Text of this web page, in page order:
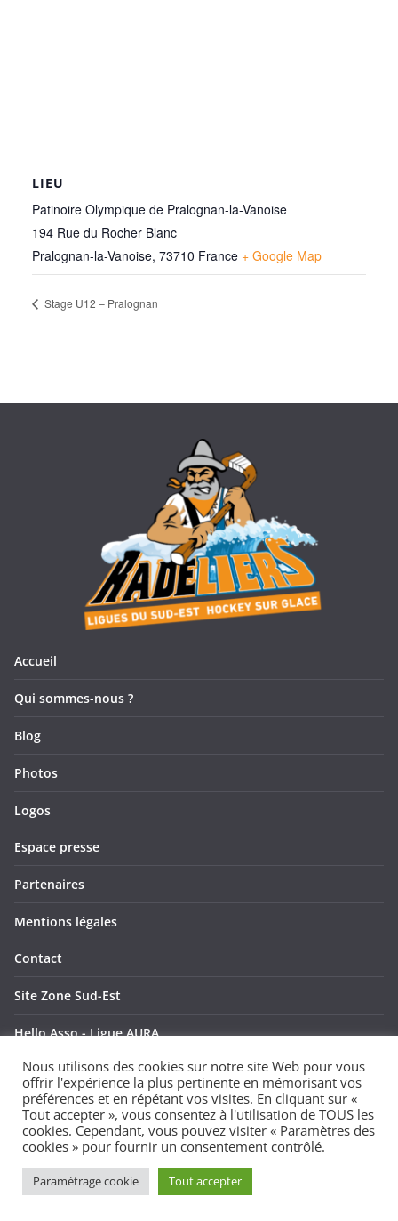
LIEU
Patinoire Olympique de Pralognan-la-Vanoise
194 Rue du Rocher Blanc
Pralognan-la-Vanoise, 73710 France + Google Map
Stage U12 – Pralognan
Accueil
Qui sommes-nous ?
Blog
Photos
Logos
Espace presse
Partenaires
Mentions légales
Contact
Site Zone Sud-Est
Hello Asso - Ligue AURA
Hello Asso - Ligue SUD
Copyright © 2026. Tous droits réservés.
ThemeColorMagpar ThemeGrill. Propulsé par
Nous utilisons des cookies sur notre site Web pour vous
offrir l'expérience la plus pertinente en mémorisant vos
préférences et en répétant vos visites. En cliquant sur «
Tout accepter », vous consentez à l'utilisation de TOUS les
cookies. Cependant, vous pouvez visiter « Paramètres des
cookies » pour fournir un consentement contrôlé.
Paramétrage cookie Tout accepter